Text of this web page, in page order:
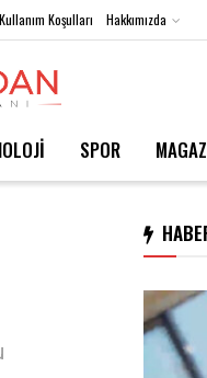
Kullanım Koşulları Hakkımızda
SPOR